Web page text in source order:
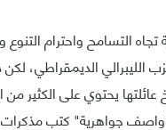
تجاه التسامح واحترام
الليبرالي الديمقراطي، لكن
عائلتها يحتوي على الكثير
"واصف جواهرية" كتب